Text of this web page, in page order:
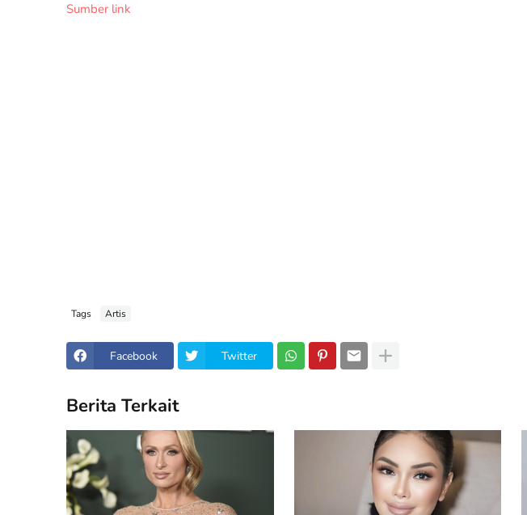
Sumber link
Tags Artis
Facebook Twitter
Berita Terkait